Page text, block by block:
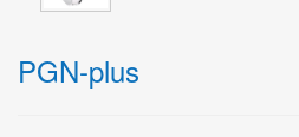
PGN-plus